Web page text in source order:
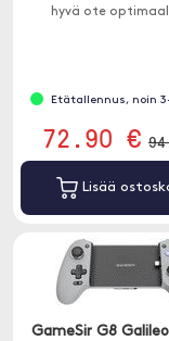
hyvä ote
Etätallennus, noin
72.90 €
Lisää
GameSir G8